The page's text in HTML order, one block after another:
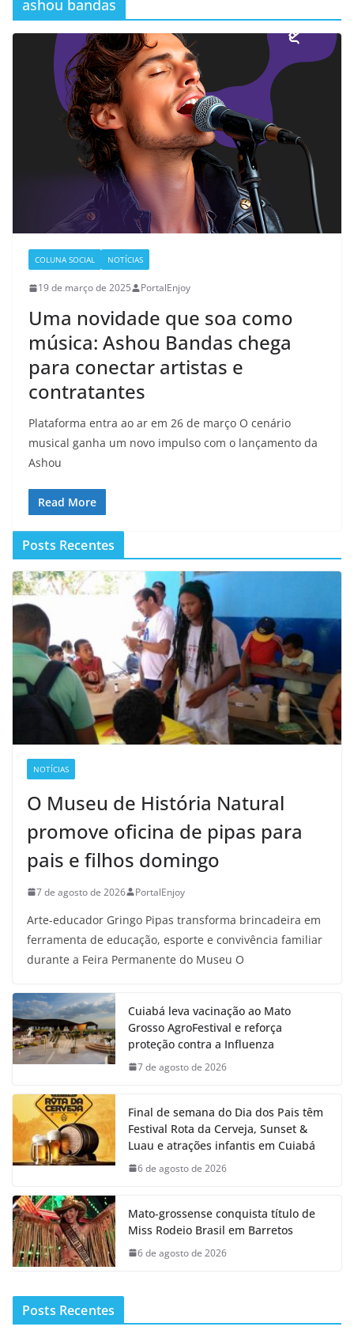
ashou bandas
COLUNA SOCIAL NOTÍCIAS
19 de março de 2025 PortalEnjoy
Uma novidade que soa como
música: Ashou Bandas chega
para conectar artistas e
contratantes
Plataforma entra ao ar em 26 de março O cenário
musical ganha um novo impulso com o lançamento da
Ashou
Read More
Posts Recentes
NOTÍCIAS
O Museu de História Natural
promove oficina de pipas para
pais e filhos domingo
7 de agosto de 2026 PortalEnjoy
Arte-educador Gringo Pipas transforma brincadeira em
ferramenta de educação, esporte e convivência familiar
durante a Feira Permanente do Museu O
Cuiabá leva vacinação ao Mato
Grosso AgroFestival e reforça
proteção contra a Influenza
7 de agosto de 2026
Final de semana do Dia dos Pais têm
Festival Rota da Cerveja, Sunset &
Luau e atrações infantis em Cuiabá
6 de agosto de 2026
Mato-grossense conquista título de
Miss Rodeio Brasil em Barretos
6 de agosto de 2026
Posts Recentes